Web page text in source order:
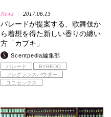
News 2017.06.13
バレードが提案する、歌舞伎か
ら着想を得た新しい香りの纏い
方「カブキ」
Scentpedia編集部
バレード
BYREDO
フレグランスパウダー
ユニセックス